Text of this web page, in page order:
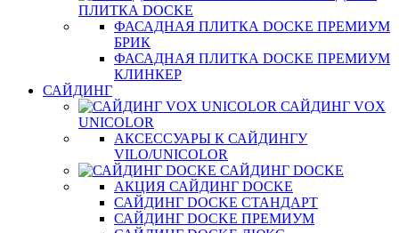
ПЛИТКА DOCKE
ФАСАДНАЯ ПЛИТКА DOCKE ПРЕМИУМ
БРИК
ФАСАДНАЯ ПЛИТКА DOCKE ПРЕМИУМ
КЛИНКЕР
САЙДИНГ
САЙДИНГ VOX
UNICOLOR
АКСЕССУАРЫ К САЙДИНГУ
VILO/UNICOLOR
САЙДИНГ DOCKE
АКЦИЯ САЙДИНГ DOCKE
САЙДИНГ DOCKE СТАНДАРТ
САЙДИНГ DOCKE ПРЕМИУМ